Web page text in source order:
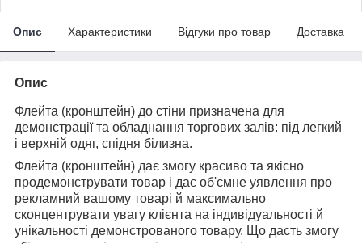
Опис Характеристики Відгуки про товар Доставка
Опис
Флейта (кронштейн) до стіни призначена для
демонстрації та обладнання торгових залів: під легкий
і верхній одяг, спідня білизна.
Флейта (кронштейн) дає змогу красиво та якісно
продемонструвати товар і дає об'ємне уявлення про
рекламний вашому товарі й максимально
сконцентрувати увагу клієнта на індивідуальності й
унікальності демонстрованого товару. Що дасть змогу